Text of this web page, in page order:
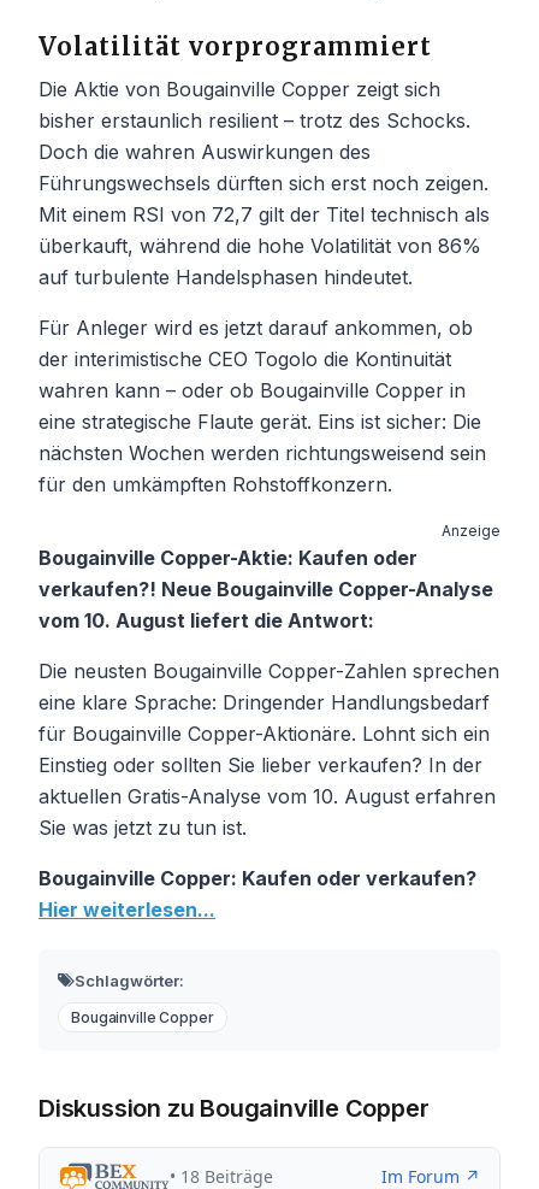
Volatilität vorprogrammiert
Die Aktie von Bougainville Copper zeigt sich
bisher erstaunlich resilient – trotz des Schocks.
Doch die wahren Auswirkungen des
Führungswechsels dürften sich erst noch zeigen.
Mit einem RSI von 72,7 gilt der Titel technisch als
überkauft, während die hohe Volatilität von 86%
auf turbulente Handelsphasen hindeutet.
Für Anleger wird es jetzt darauf ankommen, ob
der interimistische CEO Togolo die Kontinuität
wahren kann – oder ob Bougainville Copper in
eine strategische Flaute gerät. Eins ist sicher: Die
nächsten Wochen werden richtungsweisend sein
für den umkämpften Rohstoffkonzern.
Anzeige
Bougainville Copper-Aktie: Kaufen oder
verkaufen?! Neue Bougainville Copper-Analyse
vom 10. August liefert die Antwort:
Die neusten Bougainville Copper-Zahlen sprechen
eine klare Sprache: Dringender Handlungsbedarf
für Bougainville Copper-Aktionäre. Lohnt sich ein
Einstieg oder sollten Sie lieber verkaufen? In der
aktuellen Gratis-Analyse vom 10. August erfahren
Sie was jetzt zu tun ist.
Bougainville Copper: Kaufen oder verkaufen?
Hier weiterlesen...
Schlagwörter:
Bougainville Copper
Diskussion zu Bougainville Copper